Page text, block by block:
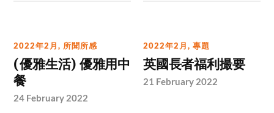
2022年2月, 所聞所感
(優雅生活) 優雅用中
餐
24 February 2022
2022年2月,專題
英國長者福利撮要
21 February 2022